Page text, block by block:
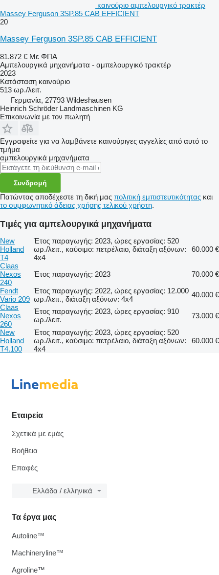
καινούριο αμπελουργικό τρακτέρ
Massey Ferguson 3SP.85 CAB EFFICIENT
20
Massey Ferguson 3SP.85 CAB EFFICIENT
81.872 € Με ΦΠΑ
Αμπελουργικά μηχανήματα - αμπελουργικό τρακτέρ
2023
Κατάσταση καινούριο
513 ωρ./λειτ.
Γερμανία, 27793 Wildeshausen
Heinrich Schröder Landmaschinen KG
Επικοινωνία με τον πωλητή
Εγγραφείτε για να λαμβάνετε καινούριγες αγγελίες από αυτό το
τμήμα
αμπελουργικά μηχανήματα
Συνδρομή
Πατώντας αποδέχεστε τη δική μας πολιτική εμπιστευτικότητας και
το συμφωνητικό άδειας χρήσης τελικού χρήστη.
Τιμές για αμπελουργικά μηχανήματα
New
Holland
T4
Έτος παραγωγής: 2023, ώρες εργασίας: 520
ωρ./λειτ., καύσιμο: πετρέλαιο, διάταξη αξόνων:
4x4
60.000 €
Claas
Nexos
240
Έτος παραγωγής: 2023
70.000 €
Fendt
Vario 209
Έτος παραγωγής: 2022, ώρες εργασίας: 12.000
ωρ./λειτ., διάταξη αξόνων: 4x4
40.000 €
Claas
Nexos
260
Έτος παραγωγής: 2023, ώρες εργασίας: 910
ωρ./λειτ.
73.000 €
New
Holland
T4.100
Έτος παραγωγής: 2023, ώρες εργασίας: 520
ωρ./λειτ., καύσιμο: πετρέλαιο, διάταξη αξόνων:
4x4
60.000 €
Εταιρεία
Σχετικά με εμάς
Βοήθεια
Επαφές
Ελλάδα / ελληνικά
Τα έργα μας
Autoline™
Machineryline™
Agroline™